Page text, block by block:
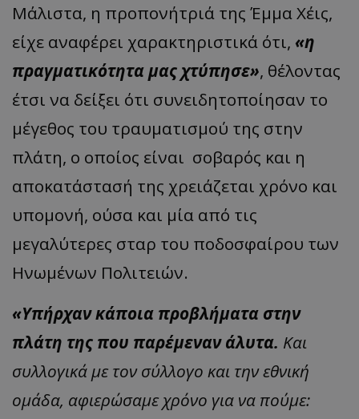
Μάλιστα, η προπονήτριά της Έμμα Χέις,
είχε αναφέρει χαρακτηριστικά ότι, «η
πραγματικότητα μας χτύπησε», θέλοντας
έτσι να δείξει ότι συνειδητοποίησαν το
μέγεθος του τραυματισμού της στην
πλάτη, ο οποίος είναι σοβαρός και η
αποκατάστασή της χρειάζεται χρόνο και
υπομονή, ούσα και μία από τις
μεγαλύτερες σταρ του ποδοσφαίρου των
Ηνωμένων Πολιτειών.
«Υπήρχαν κάποια προβλήματα στην
πλάτη της που παρέμεναν άλυτα. Και
συλλογικά με τον σύλλογο και την εθνική
ομάδα, αφιερώσαμε χρόνο για να πούμε: